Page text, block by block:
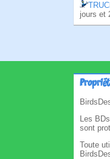
jours et
Les
sont
Toute